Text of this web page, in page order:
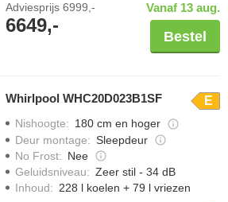
Adviesprijs 6999,-
6649,-
Vanaf 13 aug.
Bestel
Whirlpool WHC20D023B1SF E
Nishoogte: 180 cm en hoger
Deur montage: Sleepdeur
No Frost: Nee
Geluidsniveau: Zeer stil - 34 dB
Inhoud: 228 l koelen + 79 l vriezen